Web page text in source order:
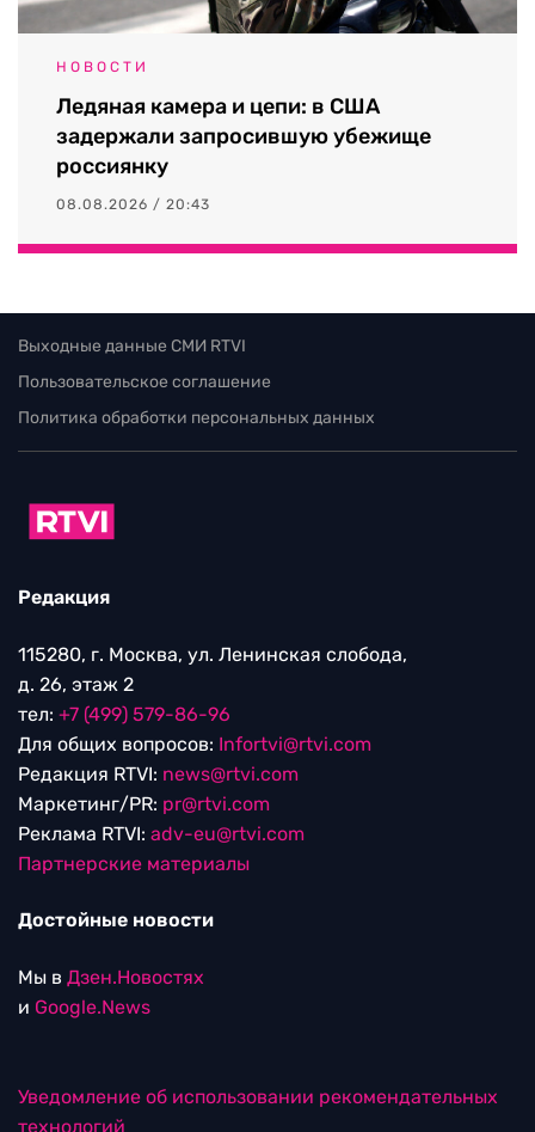
НОВОСТИ
Ледяная камера и цепи: в США
задержали запросившую убежище
россиянку
08.08.2026 / 20:43
Выходные данные СМИ RTVI
Пользовательское соглашение
Политика обработки персональных данных
Редакция
115280, г. Москва, ул. Ленинская слобода,
д. 26, этаж 2
тел: +7 (499) 579-86-96
Для общих вопросов: Infortvi@rtvi.com
Редакция RTVI: news@rtvi.com
Маркетинг/PR: pr@rtvi.com
Реклама RTVI: adv-eu@rtvi.com
Партнерские материалы
Достойные новости
Мы в Дзен.Новостях
и Google.News
Уведомление об использовании рекомендательных
технологий